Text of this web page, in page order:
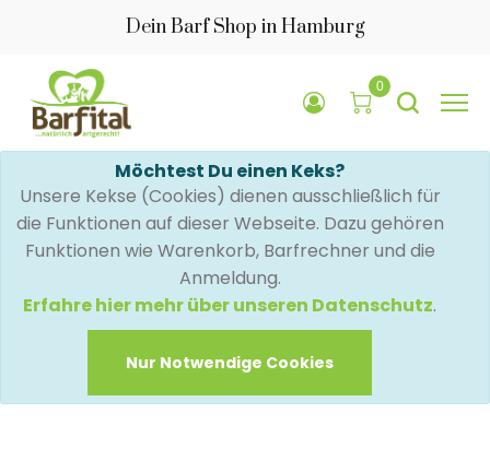
Dein Barf Shop in Hamburg
0
Möchtest Du einen Keks?
Unsere Kekse (Cookies) dienen ausschließlich für
die Funktionen auf dieser Webseite. Dazu gehören
Funktionen wie Warenkorb, Barfrechner und die
Anmeldung.
Erfahre hier mehr über unseren Datenschutz.
Nur Notwendige Cookies